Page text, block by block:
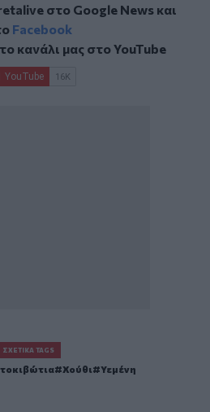
στο Google Newsκαι
Facebook
κανάλι μας στοYouTube
ΣΧΕΤΙΚΆ TAGS
Χούθι Υεμένη